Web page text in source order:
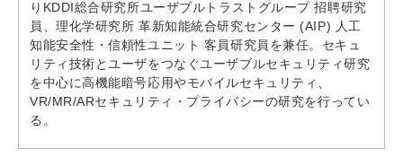
りKDDI総合研究所ユーザブルトラストグループ 招聘研究
員、理化学研究所 革新知能統合研究センター (AIP) 人工
知能安全性・信頼性ユニット 客員研究員を兼任。セキュ
リティ技術とユーザをつなぐユーザブルセキュリティ研究
を中心に高機能暗号応用やモバイルセキュリティ、
VR/MR/ARセキュリティ・プライバシーの研究を行ってい
る。